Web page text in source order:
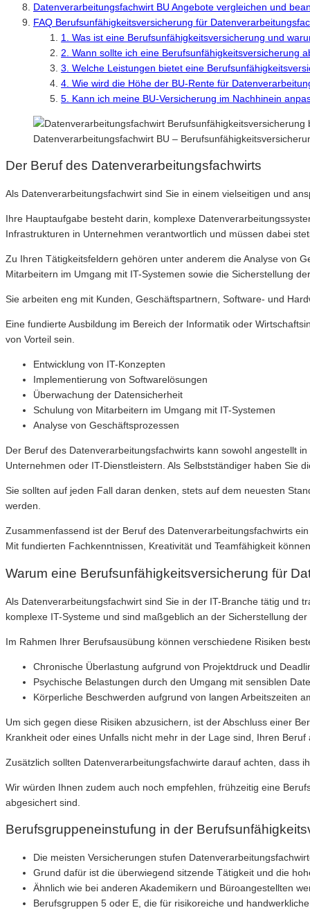
Datenverarbeitungsfachwirt BU Angebote vergleichen und
FAQ Berufsunfähigkeitsversicherung für
1. Was ist eine Berufsunfähigkeitsversicherung und
2. Wann sollte ich eine Berufsunfähigkeitsversicherung
3. Welche Leistungen bietet eine
4. Wie wird die Höhe der BU-Rente für
5. Kann ich meine BU-Versicherung im Nachhinein
Datenverarbeitungsfachwirt BU –
Der Beruf des Datenverarbeitungsfachwirts
Als Datenverarbeitungsfachwirt sind Sie in einem vielseitigen und
Ihre Hauptaufgabe besteht darin, komplexe
Infrastrukturen in Unternehmen verantwortlich und müssen dabei
Zu Ihren Tätigkeitsfeldern gehören unter anderem die Analyse von
Mitarbeitern im Umgang mit IT-Systemen sowie die Sicherstellung
Sie arbeiten eng mit Kunden, Geschäftspartnern, Software- und
Eine fundierte Ausbildung im Bereich der Informatik oder
von Vorteil sein.
Entwicklung von IT-Konzepten
Implementierung von Softwarelösungen
Überwachung der Datensicherheit
Schulung von Mitarbeitern im Umgang mit IT-Systemen
Analyse von Geschäftsprozessen
Der Beruf des Datenverarbeitungsfachwirts kann sowohl angestellt
Unternehmen oder IT-Dienstleistern. Als Selbstständiger haben Sie
Sie sollten auf jeden Fall daran denken, stets auf dem neuesten
werden.
Zusammenfassend ist der Beruf des Datenverarbeitungsfachwirts
Mit fundierten Fachkenntnissen, Kreativität und Teamfähigkeit
Warum eine Berufsunfähigkeitsversicherung für
Als Datenverarbeitungsfachwirt sind Sie in der IT-Branche tätig und
komplexe IT-Systeme und sind maßgeblich an der Sicherstellung
Im Rahmen Ihrer Berufsausübung können verschiedene Risiken
Chronische Überlastung aufgrund von Projektdruck und
Psychische Belastungen durch den Umgang mit sensiblen
Körperliche Beschwerden aufgrund von langen Arbeitszeiten
Um sich gegen diese Risiken abzusichern, ist der Abschluss einer
Krankheit oder eines Unfalls nicht mehr in der Lage sind, Ihren Beruf
Zusätzlich sollten Datenverarbeitungsfachwirte darauf achten, dass
Wir würden Ihnen zudem auch noch empfehlen, frühzeitig eine
abgesichert sind.
Berufsgruppeneinstufung in der
Die meisten Versicherungen stufen
Grund dafür ist die überwiegend sitzende Tätigkeit und die
Ähnlich wie bei anderen Akademikern und Büroangestellten
Berufsgruppen 5 oder E, die für risikoreiche und